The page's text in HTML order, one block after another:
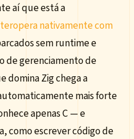
aí que está a
nativamente com
sem runtime e
de gerenciamento de
domina Zig chega a
mais forte
apenas C — e
como escrever código de